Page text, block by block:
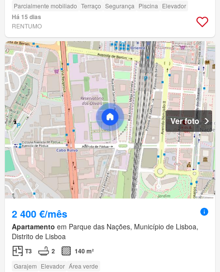
Parcialmente mobiliado Terraço Segurança Piscina Elevador
Há 15 dias
RENTUMO
Ver foto
2 400 €/mês
Apartamento em Parque das Nações, Município de Lisboa,
Distrito de Lisboa
T3 2 140 m²
Garajem Elevador Área verde